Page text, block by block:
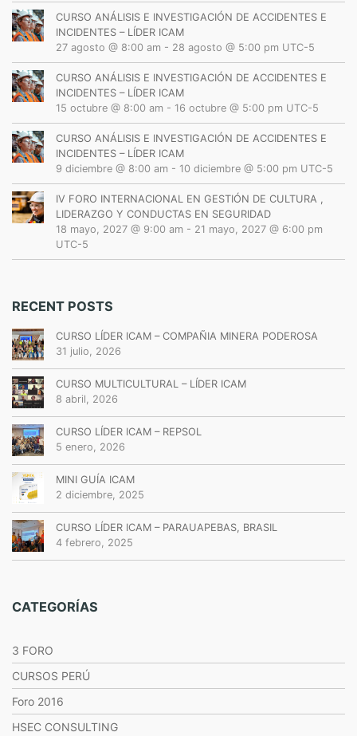
CURSO ANÁLISIS E INVESTIGACIÓN DE ACCIDENTES E
INCIDENTES – LÍDER ICAM
27 agosto @ 8:00 am - 28 agosto @ 5:00 pm UTC-5
CURSO ANÁLISIS E INVESTIGACIÓN DE ACCIDENTES E
INCIDENTES – LÍDER ICAM
15 octubre @ 8:00 am - 16 octubre @ 5:00 pm UTC-5
CURSO ANÁLISIS E INVESTIGACIÓN DE ACCIDENTES E
INCIDENTES – LÍDER ICAM
9 diciembre @ 8:00 am - 10 diciembre @ 5:00 pm UTC-5
IV FORO INTERNACIONAL EN GESTIÓN DE CULTURA ,
LIDERAZGO Y CONDUCTAS EN SEGURIDAD
18 mayo, 2027 @ 9:00 am - 21 mayo, 2027 @ 6:00 pm
UTC-5
RECENT POSTS
CURSO LÍDER ICAM – COMPAÑIA MINERA PODEROSA
31 julio, 2026
CURSO MULTICULTURAL – LÍDER ICAM
8 abril, 2026
CURSO LÍDER ICAM – REPSOL
5 enero, 2026
MINI GUÍA ICAM
2 diciembre, 2025
CURSO LÍDER ICAM – PARAUAPEBAS, BRASIL
4 febrero, 2025
CATEGORÍAS
3 FORO
CURSOS PERÚ
Foro 2016
HSEC CONSULTING